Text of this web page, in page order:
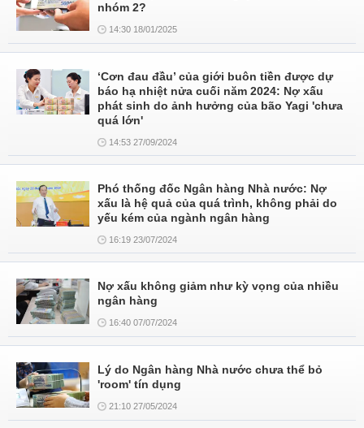
nhóm 2?
14:30 18/01/2025
‘Cơn đau đầu’ của giới buôn tiền được dự
báo hạ nhiệt nửa cuối năm 2024: Nợ xấu
phát sinh do ảnh hưởng của bão Yagi 'chưa
quá lớn'
14:53 27/09/2024
Phó thống đốc Ngân hàng Nhà nước: Nợ
xấu là hệ quả của quá trình, không phải do
yếu kém của ngành ngân hàng
16:19 23/07/2024
Nợ xấu không giảm như kỳ vọng của nhiều
ngân hàng
16:40 07/07/2024
Lý do Ngân hàng Nhà nước chưa thể bỏ
'room' tín dụng
21:10 27/05/2024